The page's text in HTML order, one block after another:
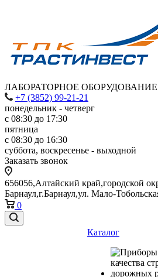
ЛАБОРАТОРНОЕ ОБОРУДОВАНИЕ
+7 (3852) 99-21-21
понедельник - четверг
с 08:30 до 17:30
пятница
с 08:30 до 16:30
суббота, воскресенье - выходной
Заказать звонок
656056,Алтайский край,городской
Барнаул,г.Барнаул,ул. Мало-
0
Каталог